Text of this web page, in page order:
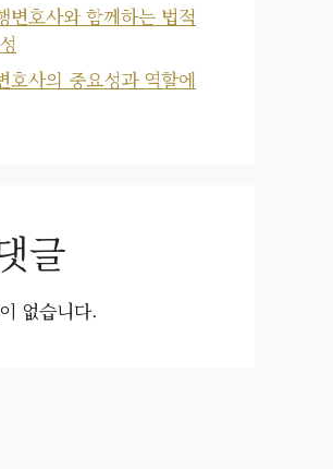
변호사와 함께하는 법적
호사의 중요성과 역할에
글
없습니다.